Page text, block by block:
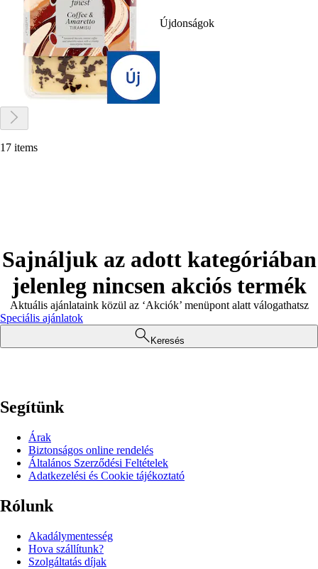
Újdonságok
17 items
Sajnáljuk az adott kategóriában
jelenleg nincsen akciós termék
Aktuális ajánlataink közül az ‘Akciók’ menüpont alatt válogathatsz
Speciális ajánlatok
Keresés
Segítünk
Árak
Biztonságos online rendelés
Általános Szerződési Feltételek
Adatkezelési és Cookie tájékoztató
Rólunk
Akadálymentesség
Hova szállítunk?
Szolgáltatás díjak